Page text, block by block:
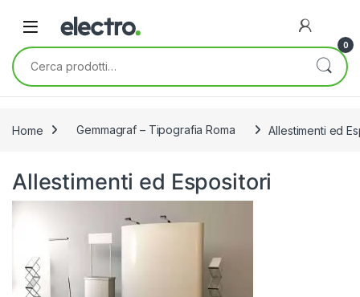
0
Cerca:
Home Gemmagraf – Tipografia Roma Allestimenti ed
Allestimenti ed Espositori